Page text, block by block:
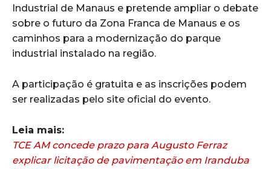
Industrial de Manaus e pretende ampliar o debate
sobre o futuro da Zona Franca de Manaus e os
caminhos para a modernização do parque
industrial instalado na região.
A participação é gratuita e as inscrições podem
ser realizadas pelo site oficial do evento.
Leia mais:
TCE AM concede prazo para Augusto Ferraz
explicar licitação de pavimentação em Iranduba